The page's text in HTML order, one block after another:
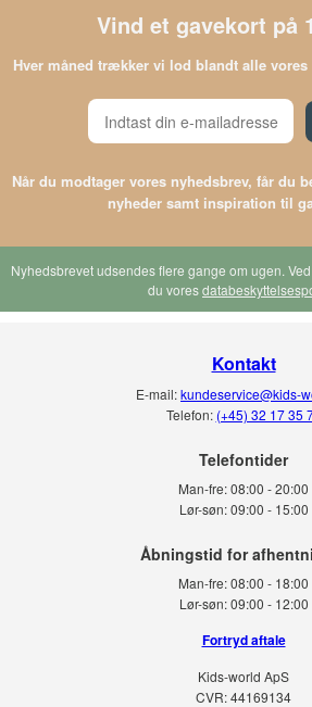
Vind et gavekort på
Hver måned trækker vi lod blandt alle vores
Når du modtager vores nyhedsbrev, får du
nyheder samt inspiration til
Nyhedsbrevet udsendes flere gange om ugen.
du vores
Kontakt
E-mail:kundeservice@kids-
Telefon: (+45) 32 17 35
Telefontider
Man-fre:08:00 - 20:00
Lør-søn: 09:00 - 15:00
Man-fre:08:00 - 18:00
Lør-søn:09:00 - 12:00
Fortryd aftale
Kids-world ApS
CVR: 44169134